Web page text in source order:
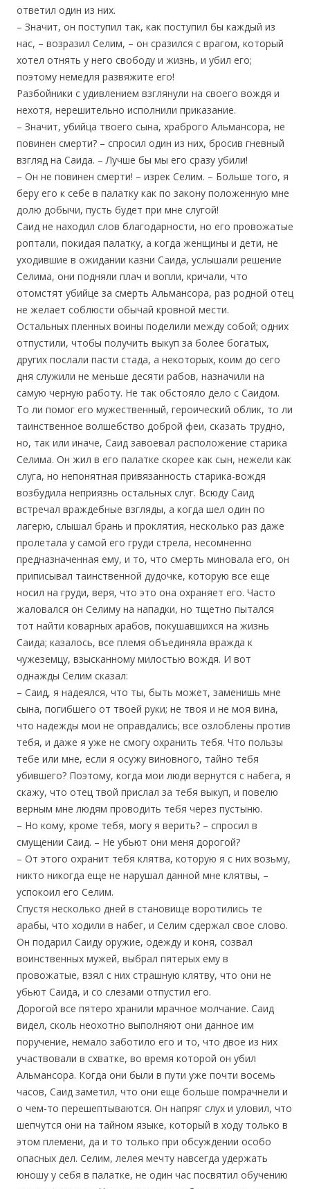
ответил один из них.
– Значит, он поступил так, как поступил бы каждый из
нас, – возразил Селим, – он сразился с врагом, который
хотел отнять у него свободу и жизнь, и убил его;
поэтому немедля развяжите его!
Разбойники с удивлением взглянули на своего вождя и
нехотя, нерешительно исполнили приказание.
– Значит, убийца твоего сына, храброго Альмансора, не
повинен смерти? – спросил один из них, бросив гневный
взгляд на Саида. – Лучше бы мы его сразу убили!
– Он не повинен смерти! – изрек Селим. – Больше того, я
беру его к себе в палатку как по закону положенную мне
долю добычи, пусть будет при мне слугой!
Саид не находил слов благодарности, но его провожатые
роптали, покидая палатку, а когда женщины и дети, не
уходившие в ожидании казни Саида, услышали решение
Селима, они подняли плач и вопли, кричали, что
отомстят убийце за смерть Альмансора, раз родной отец
не желает соблюсти обычай кровной мести.
Остальных пленных воины поделили между собой; одних
отпустили, чтобы получить выкуп за более богатых,
других послали пасти стада, а некоторых, коим до сего
дня служили не меньше десяти рабов, назначили на
самую черную работу. Не так обстояло дело с Саидом.
То ли помог его мужественный, героический облик, то ли
таинственное волшебство доброй феи, сказать трудно,
но, так или иначе, Саид завоевал расположение старика
Селима. Он жил в его палатке скорее как сын, нежели как
слуга, но непонятная привязанность старика-вождя
возбудила неприязнь остальных слуг. Всюду Саид
встречал враждебные взгляды, а когда шел один по
лагерю, слышал брань и проклятия, несколько раз даже
пролетала у самой его груди стрела, несомненно
предназначенная ему, и то, что смерть миновала его, он
приписывал таинственной дудочке, которую все еще
носил на груди, веря, что это она охраняет его. Часто
жаловался он Селиму на нападки, но тщетно пытался
тот найти коварных арабов, покушавшихся на жизнь
Саида; казалось, все племя объединяла вражда к
чужеземцу, взысканному милостью вождя. И вот
однажды Селим сказал:
– Саид, я надеялся, что ты, быть может, заменишь мне
сына, погибшего от твоей руки; не твоя и не моя вина,
что надежды мои не оправдались; все озлоблены против
тебя, и даже я уже не смогу охранить тебя. Что пользы
тебе или мне, если я осужу виновного, тайно тебя
убившего? Поэтому, когда мои люди вернутся с набега, я
скажу, что отец твой прислал за тебя выкуп, и повелю
верным мне людям проводить тебя через пустыню.
– Но кому, кроме тебя, могу я верить? – спросил в
смущении Саид. – Не убьют они меня дорогой?
– От этого охранит тебя клятва, которую я с них возьму,
никто никогда еще не нарушал данной мне клятвы, –
успокоил его Селим.
Спустя несколько дней в становище воротились те
арабы, что ходили в набег, и Селим сдержал свое слово.
Он подарил Саиду оружие, одежду и коня, созвал
воинственных мужей, выбрал пятерых ему в
провожатые, взял с них страшную клятву, что они не
убьют Саида, и со слезами отпустил его.
Дорогой все пятеро хранили мрачное молчание. Саид
видел, сколь неохотно выполняют они данное им
поручение, немало заботило его и то, что двое из них
участвовали в схватке, во время которой он убил
Альмансора. Когда они были в пути уже почти восемь
часов, Саид заметил, что они еще больше помрачнели и
о чем-то перешептываются. Он напряг слух и уловил, что
шепчутся они на тайном языке, который в ходу только в
этом племени, да и то только при обсуждении особо
опасных дел. Селим, лелея мечту навсегда удержать
юношу у себя в палатке, не один час посвятил обучению